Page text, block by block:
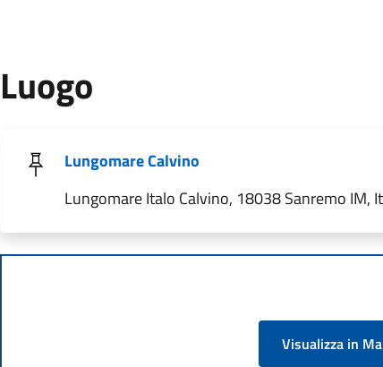
Luogo
Lungomare Calvino
Lungomare Italo Calvino, 18038 Sanremo IM,
Visualizza in